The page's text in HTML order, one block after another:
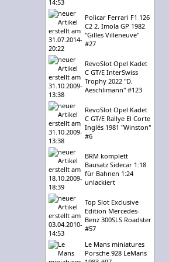
Policar Ferrari F1 126
C2 2. Imola GP 1982
"Gilles Villeneuve"
#27
RevoSlot Opel Kadet
C GT/E InterSwiss
Trophy 2022 "D.
Aeschlimann" #123
RevoSlot Opel Kadet
C GT/E Rallye El Corte
Inglés 1981 "Winston"
#6
BRM komplett
Bausatz Sidecar 1:18
für Bahnen 1:24
unlackiert
Top Slot Exclusive
Edition Mercedes-
Benz 300SLS Roadster
#57
Le Mans miniatures
Porsche 928 LeMans